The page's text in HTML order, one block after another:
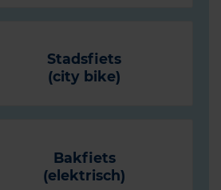
Stadsfiets
(city bike)
Bakfiets
(elektrisch)